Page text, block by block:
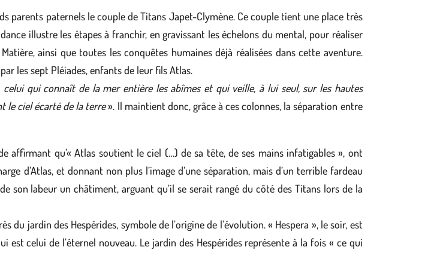
parents paternels le couple de Titans Japet-Clymène. Ce couple tient une place très
illustre les étapes à franchir, en gravissant les échelons du mental, pour réaliser
ainsi que toutes les conquêtes humaines déjà réalisées dans cette aventure.
les sept Pléiades, enfants de leur fils Atlas.
celui qui connaît de la mer entière les abîmes et qui veille, à lui seul, sur les hautes
le ciel écarté de la terre». Il maintient donc, grâce à ces colonnes, la séparation entre
affirmant qu’« Atlas soutient le ciel (…) de sa tête, de ses mains infatigables », ont
d’Atlas, et donnant non plus l’image d’une séparation, mais d’un terrible fardeau
son labeur un châtiment, arguant qu’il se serait rangé du côté des Titans lors de la
du jardin des Hespérides, symbole de l’origine de l’évolution. « Hespera », le soir, est
est celui de l’éternel nouveau. Le jardin des Hespérides représente à la fois « ce qui